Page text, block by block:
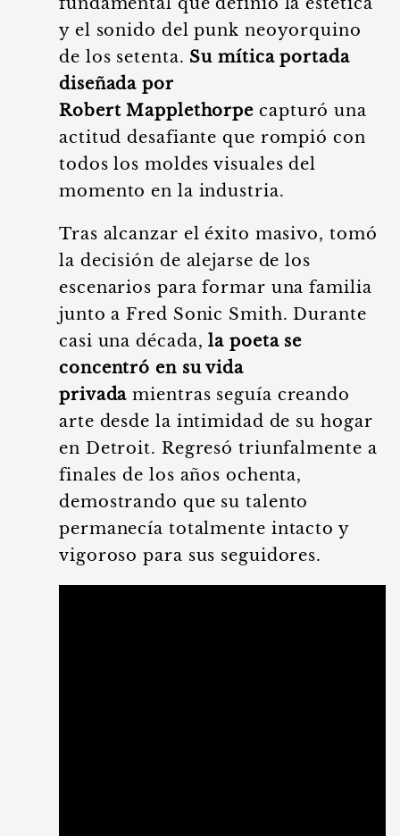
y el sonido del punk neoyorquino
de los setenta. Su mítica portada
diseñada por
Robert Mapplethorpe capturó una
actitud desafiante que rompió con
todos los moldes visuales del
momento en la industria.
Tras alcanzar el éxito masivo, tomó
la decisión de alejarse de los
escenarios para formar una familia
junto a Fred Sonic Smith. Durante
casi una década,la poeta se
concentró en su vida
privada mientras seguía creando
arte desde la intimidad de su hogar
en Detroit. Regresó triunfalmente a
finales de los años ochenta,
demostrando que su talento
permanecía totalmente intacto y
vigoroso para sus seguidores.